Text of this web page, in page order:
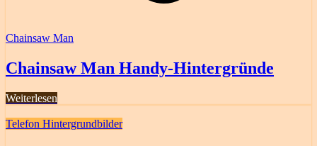
Chainsaw Man
Chainsaw Man Handy-Hintergründe
Weiterlesen
Telefon Hintergrundbilder